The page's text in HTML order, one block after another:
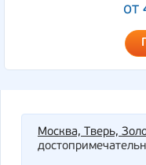
от
Москва, Тверь,